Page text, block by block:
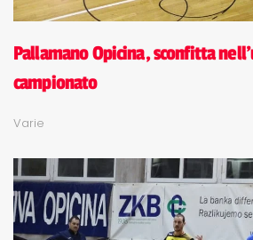
Pallamano Opicina, sconfitta
campionato
Varie